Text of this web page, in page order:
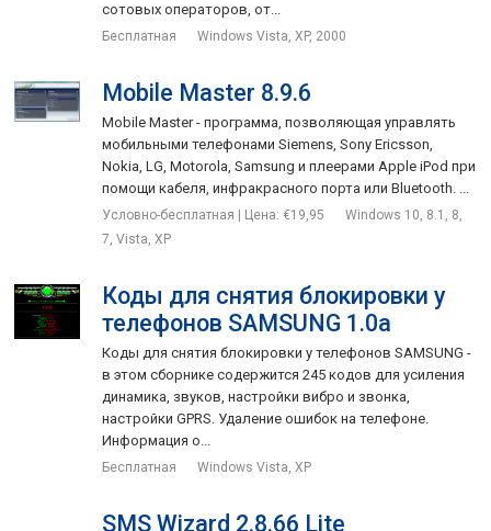
сотовых операторов, от...
Бесплатная Windows Vista, XP, 2000
Mobile Master 8.9.6
Mobile Master - программа, позволяющая управлять
мобильными телефонами Siemens, Sony Ericsson,
Nokia, LG, Motorola, Samsung и плеерами Apple iPod при
помощи кабеля, инфракрасного порта или Bluetooth. ...
Условно-бесплатная | Цена: €19,95
Windows 10, 8.1, 8,
7, Vista, XP
Коды для снятия блокировки у
телефонов SAMSUNG 1.0a
Коды для снятия блокировки у телефонов SAMSUNG -
в этом сборнике содержится 245 кодов для усиления
динамика, звуков, настройки вибро и звонка,
настройки GPRS. Удаление ошибок на телефоне.
Информация о...
Бесплатная Windows Vista, XP
SMS Wizard 2.8.66 Lite